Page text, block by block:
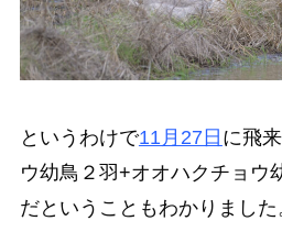
というわけで11月27日 に飛
ウ幼鳥２羽+オオハクチョウ
だということもわかりました